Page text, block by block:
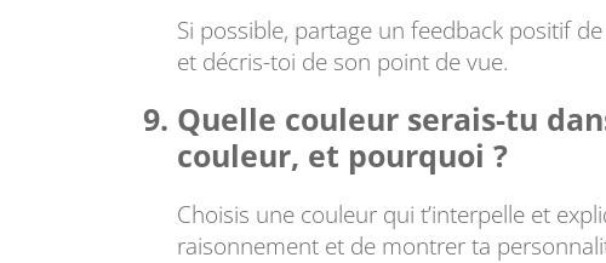
Si possible, partage un feedback positif
et décris-toi de son point de vue.
Quelle couleur serais-tu
couleur, et pourquoi ?
Choisis une couleur qui t’interpelle et
raisonnement et de montrer ta